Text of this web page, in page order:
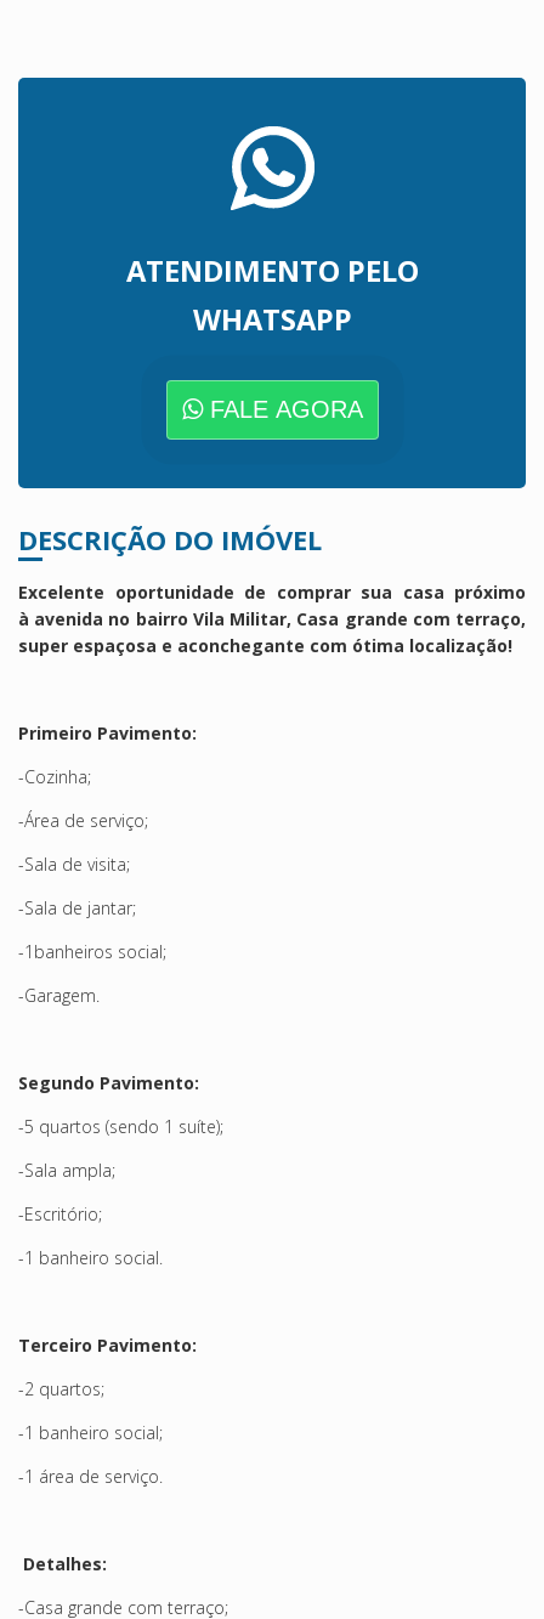
ATENDIMENTO PELO
WHATSAPP
FALE AGORA
DESCRIÇÃO DO IMÓVEL
Excelente oportunidade de comprar sua casa próximo
à avenida no bairro Vila Militar, Casa grande com terraço,
super espaçosa e aconchegante com ótima localização!
Primeiro Pavimento:
-Cozinha;
-Área de serviço;
-Sala de visita;
-Sala de jantar;
-1banheiros social;
-Garagem.
Segundo Pavimento:
-5 quartos (sendo 1 suíte);
-Sala ampla;
-Escritório;
-1 banheiro social.
Terceiro Pavimento:
-2 quartos;
-1 banheiro social;
-1 área de serviço.
Detalhes:
-Casa grande com terraço;